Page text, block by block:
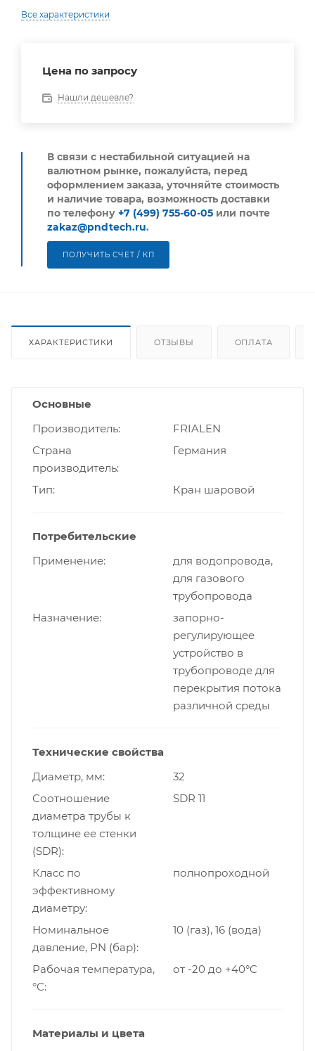
Все характеристики
Цена по запросу
Нашли дешевле?
В связи с нестабильной ситуацией на
валютном рынке, пожалуйста, перед
оформлением заказа, уточняйте стоимость
и наличие товара, возможность доставки
по телефону +7 (499) 755-60-05 или почте
zakaz@pndtech.ru.
ПОЛУЧИТЬ СЧЕТ / КП
ХАРАКТЕРИСТИКИ ОТЗЫВЫ ОПЛАТА
Основные
Производитель
FRIALEN
Страна
производитель
Германия
Тип Кран шаровой
Потребительские
Применение
для водопровода,
для газового
трубопровода
Назначение
запорно-
регулирующее
устройство в
трубопроводе для
перекрытия потока
различной среды
Технические свойства
Диаметр, мм
32
Cоотношение
диаметра трубы к
толщине ее стенки
(SDR)
SDR 11
Класс по
эффективному
диаметру
полнопроходной
Номинальное
давление, PN (бар)
10 (газ), 16 (вода)
Рабочая температура,
°С
от -20 до +40°C
Материалы и цвета